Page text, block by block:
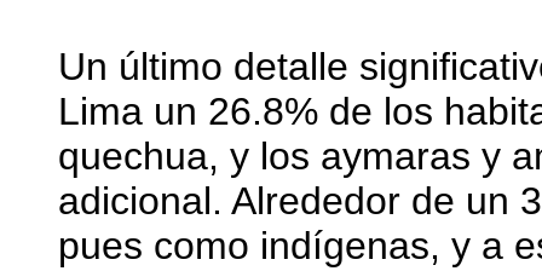
Un último detalle
Lima un 26.8% de los
quechua, y los aymaras y
adicional. Alrededor de un
pues como indígenas, y a